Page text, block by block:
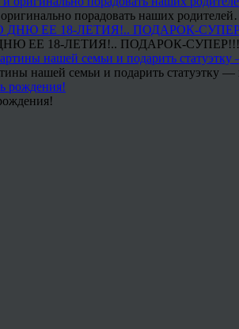
порадовать наших
ЕЕ 18-ЛЕТИЯ!.. ПОДАРОК-
нашей семьи и подарить статуэтку